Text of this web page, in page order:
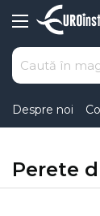
to
Content
Despre noi
Perete